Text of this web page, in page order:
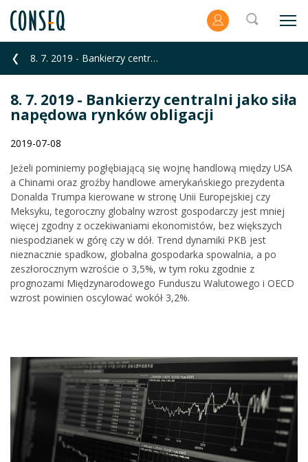
8. 7. 2019 - Bankierzy centralni jako siła napędowa rynków obligacji
8. 7. 2019 - Bankierzy centralni jako siła
napędowa rynków obligacji
2019-07-08
Jeżeli pominiemy pogłębiającą się wojnę handlową między USA
a Chinami oraz groźby handlowe amerykańskiego prezydenta
Donalda Trumpa kierowane w stronę Unii Europejskiej czy
Meksyku, tegoroczny globalny wzrost gospodarczy jest mniej
więcej zgodny z oczekiwaniami ekonomistów, bez większych
niespodzianek w górę czy w dół. Trend dynamiki PKB jest
nieznacznie spadkow, globalna gospodarka spowalnia, a po
zeszłorocznym wzroście o 3,5%, w tym roku zgodnie z
prognozami Międzynarodowego Funduszu Walutowego i OECD
wzrost powinien oscylować wokół 3,2%.